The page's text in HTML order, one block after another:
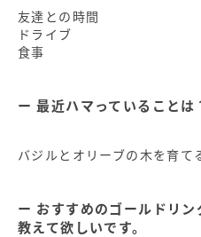
友達との時間
ドライブ
食事
最近ハマっていることは
バジルとオリーブの木を育て
おすすめのゴールドリ
教えて欲しいです。